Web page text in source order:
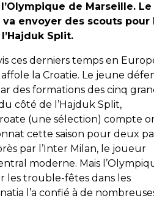
de Marseille.
envoyer des scouts pour
Split.
ces derniers temps en
affole la Croatie. Le jeune
des formations des cinq
côté de l’Hajduk Split,
(une sélection) compte
cette saison pour deux
par l’Inter Milan, le joueur
moderne. Mais
les trouble-fêtes dans les
l’a confié à de